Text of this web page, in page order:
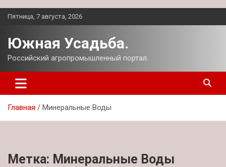
Перейти
Пятница, 7 августа, 2026
Южная Усадьба.
Российский агропромышленный портал.
Главная Минеральные Воды
Метка: Минеральные Воды